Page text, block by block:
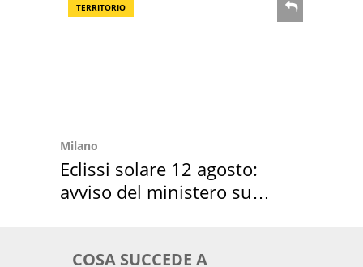
TERRITORIO
Milano
Eclissi solare 12 agosto:
avviso del ministero su